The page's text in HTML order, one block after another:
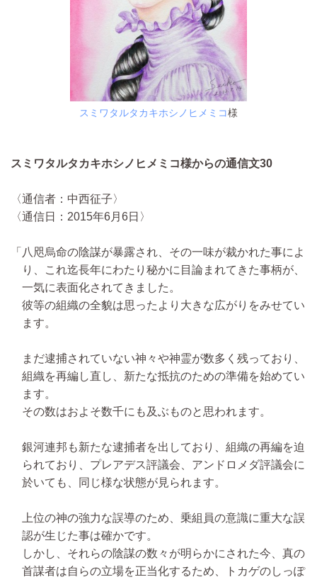
スミワタルタカキホシノヒメミコ様
スミワタルタカキホシノヒメミコ様からの通信文30
〈通信者：中西征子〉
〈通信日：2015年6月6日〉
「八咫烏命の陰謀が暴露され、その一味が裁かれた事によ
り、これ迄長年にわたり秘かに目論まれてきた事柄が、
一気に表面化されてきました。
彼等の組織の全貌は思ったより大きな広がりをみせてい
ます。
まだ逮捕されていない神々や神霊が数多く残っており、
組織を再編し直し、新たな抵抗のための準備を始めてい
ます。
その数はおよそ数千にも及ぶものと思われます。
銀河連邦も新たな逮捕者を出しており、組織の再編を迫
られており、プレアデス評議会、アンドロメダ評議会に
於いても、同じ様な状態が見られます。
上位の神の強力な誤導のため、乗組員の意識に重大な誤
認が生じた事は確かです。
しかし、それらの陰謀の数々が明らかにされた今、真の
首謀者は自らの立場を正当化するため、トカゲのしっぽ